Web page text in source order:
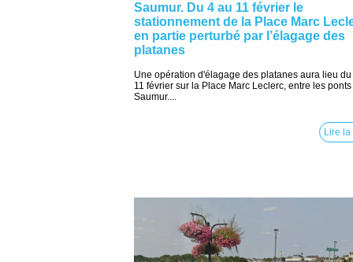
Saumur. Du 4 au 11 février le
stationnement de la Place Marc
en partie perturbé par l’élagage des
platanes
Une opération d'élagage des platanes aura lieu
11 février sur la Place Marc Leclerc, entre les ponts
Saumur....
Lire la